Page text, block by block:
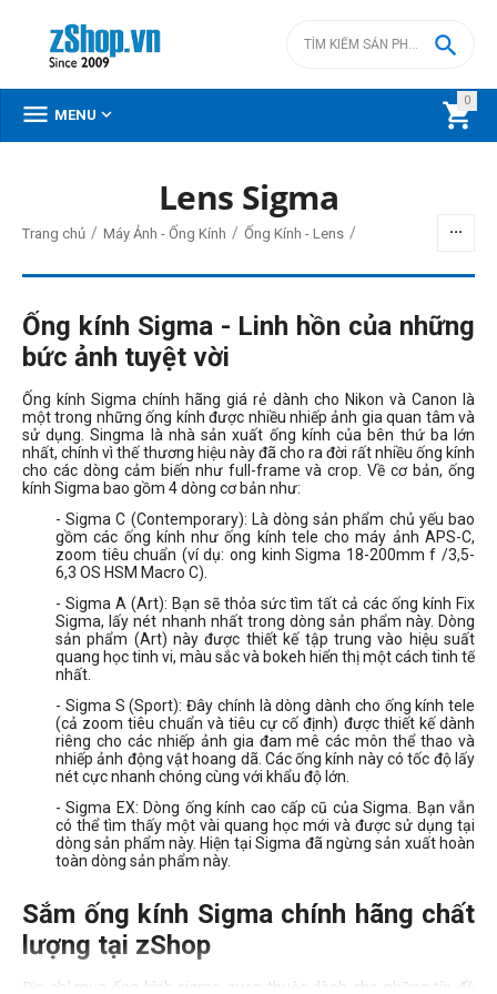
0


 MENU 
– đ
Loại ngàm lens
Canon EF-M
Canon RF
Canon RF-S
Fujifilm X
Ngàm L
Nikon Z
Sony E
Sony FE
Thể loại lens
Macro Lens
Standard Lens
Telephoto Lens
Wide Lens
Zoom Lens
Lens Sigma
Trang chủ / Máy Ảnh - Ống Kính / Ống Kính - Lens /
Ống kính Sigma - Linh hồn của những
bức ảnh tuyệt vời
Ống kính Sigma chính hãng giá rẻ dành cho Nikon và Canon là
một trong những ống kính được nhiều nhiếp ảnh gia quan tâm và
sử dụng. Singma là nhà sản xuất ống kính của bên thứ ba lớn
nhất, chính vì thế thương hiệu này đã cho ra đời rất nhiều ống kính
cho các dòng cảm biến như full-frame và crop. Về cơ bản, ống
kính Sigma bao gồm 4 dòng cơ bản như:
- Sigma C (Contemporary): Là dòng sản phẩm chủ yếu bao
gồm các ống kính như ống kính tele cho máy ảnh APS-C,
zoom tiêu chuẩn (ví dụ: ong kinh Sigma 18-200mm f /3,5-
6,3 OS HSM Macro C).
- Sigma A (Art): Bạn sẽ thỏa sức tìm tất cả các ống kính Fix
Sigma, lấy nét nhanh nhất trong dòng sản phẩm này. Dòng
sản phẩm (Art) này được thiết kế tập trung vào hiệu suất
quang học tinh vi, màu sắc và bokeh hiển thị một cách tinh tế
nhất.
- Sigma S (Sport): Đây chính là dòng dành cho ống kính tele
(cả zoom tiêu chuẩn và tiêu cự cố định) được thiết kế dành
riêng cho các nhiếp ảnh gia đam mê các môn thể thao và
nhiếp ảnh động vật hoang dã. Các ống kính này có tốc độ lấy
nét cực nhanh chóng cùng với khẩu độ lớn.
- Sigma EX: Dòng ống kính cao cấp cũ của Sigma. Bạn vẫn
có thể tìm thấy một vài quang học mới và được sử dụng tại
dòng sản phẩm này. Hiện tại Sigma đã ngừng sản xuất hoàn
toàn dòng sản phẩm này.
Sắm ống kính Sigma chính hãng chất
lượng tại zShop
Địa chỉ mua ống kính sigma quen thuộc dành cho những tín đồ